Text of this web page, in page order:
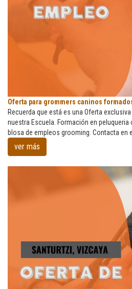
Oferta
para
grommers
caninos
formados
Oferta para grommers caninos
Recuerda que está es una Oferta
nuestra Escuela. Formación en
blosa de empleos grooming. Contacta en
ver más